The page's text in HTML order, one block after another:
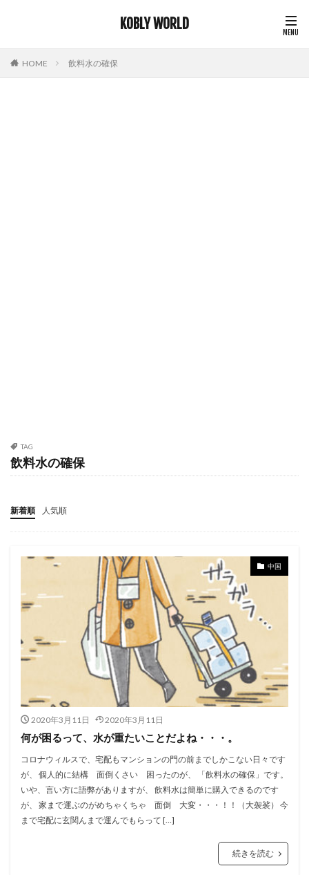
KOBLY WORLD
HOME 飲料水の確保
TAG
飲料水の確保
新着順 人気順
中国
2020年3月11日 2020年3月11日
何が困るって、水が重たいことだよね・・・。
コロナウィルスで、宅配もマンションの門の前までしかこない日々です
が、 個人的に結構 面倒くさい 困ったのが、 「飲料水の確保」です。
いや、言い方に語弊がありますが、 飲料水は簡単に購入できるのです
が、 家まで運ぶのがめちゃくちゃ 面倒 大変・・・！！（大袈裟） 今
まで宅配に玄関んまで運んでもらって […]
続きを読む